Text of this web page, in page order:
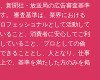
新聞社・放送局の広告審査基準
。 審査基準は、業界における
フェッショナルとして活動して
ること、消費者に安心してご利
ていること、 プロとしての倫
きることとし、人となり、仕事
で、基準を満たした方のみを掲